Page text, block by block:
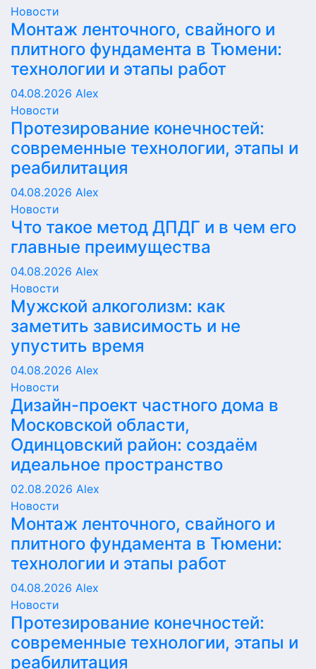
Новости
Монтаж ленточного, свайного и
плитного фундамента в Тюмени:
технологии и этапы работ
04.08.2026 Alex
Новости
Протезирование конечностей:
современные технологии, этапы и
реабилитация
04.08.2026 Alex
Новости
Что такое метод ДПДГ и в чем его
главные преимущества
04.08.2026 Alex
Новости
Мужской алкоголизм: как
заметить зависимость и не
упустить время
04.08.2026 Alex
Новости
Дизайн-проект частного дома в
Московской области,
Одинцовский район: создаём
идеальное пространство
02.08.2026 Alex
Новости
Монтаж ленточного, свайного и
плитного фундамента в Тюмени:
технологии и этапы работ
04.08.2026 Alex
Новости
Протезирование конечностей:
современные технологии, этапы и
реабилитация